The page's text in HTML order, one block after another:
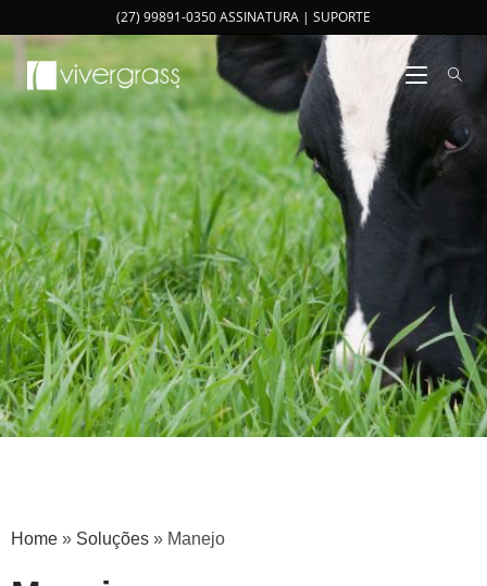
(27) 99891-0350 ASSINATURA | SUPORTE
Home » Soluções » Manejo